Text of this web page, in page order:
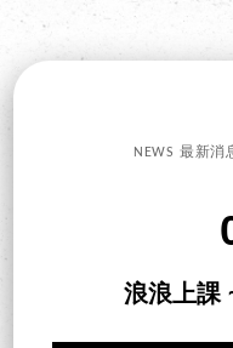
NEWS 最新消
浪浪上課